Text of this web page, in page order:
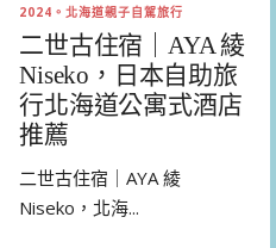
2024。北海道親子自駕旅行
二世古住宿｜AYA 綾
Niseko，日本自助旅
行北海道公寓式酒店
推薦
二世古住宿｜AYA 綾
Niseko，北海...